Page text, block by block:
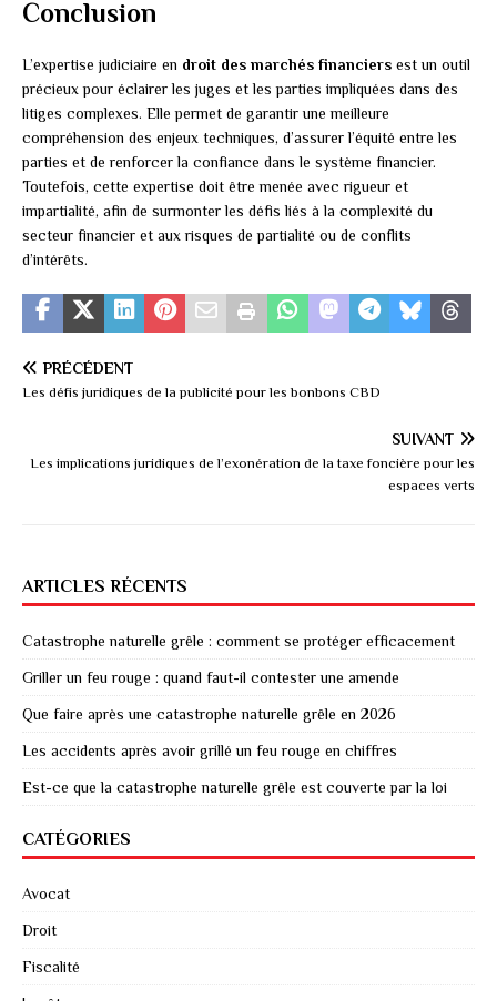
Conclusion
L’expertise judiciaire en droit des marchés financiers est un outil
précieux pour éclairer les juges et les parties impliquées dans des
litiges complexes. Elle permet de garantir une meilleure
compréhension des enjeux techniques, d’assurer l’équité entre les
parties et de renforcer la confiance dans le système financier.
Toutefois, cette expertise doit être menée avec rigueur et
impartialité, afin de surmonter les défis liés à la complexité du
secteur financier et aux risques de partialité ou de conflits
d’intérêts.
PRÉCÉDENT
Les défis juridiques de la publicité pour les bonbons CBD
SUIVANT
Les implications juridiques de l’exonération de la taxe foncière pour les
espaces verts
ARTICLES RÉCENTS
Catastrophe naturelle grêle : comment se protéger efficacement
Griller un feu rouge : quand faut-il contester une amende
Que faire après une catastrophe naturelle grêle en 2026
Les accidents après avoir grillé un feu rouge en chiffres
Est-ce que la catastrophe naturelle grêle est couverte par la loi
CATÉGORIES
Avocat
Droit
Fiscalité